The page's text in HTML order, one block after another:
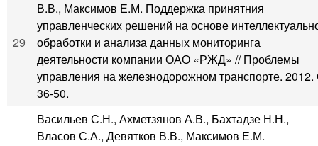
29
В.В., Максимов Е.М. Поддержка принятния
управленческих решений на основе
обработки и анализа данных мониторинга
деятельности компании ОАО «РЖД» // Проблемы
управления на железнодорожном транспорте.
36-50.
Васильев С.Н., Ахметзянов А.В., Бахтадзе Н.Н.,
Власов С.А., Девятков В.В., Максимов Е.М.